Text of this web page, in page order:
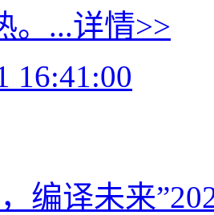
。...详情>>
16:41:00
编译未来